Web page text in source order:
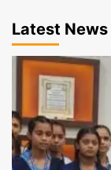
Latest News